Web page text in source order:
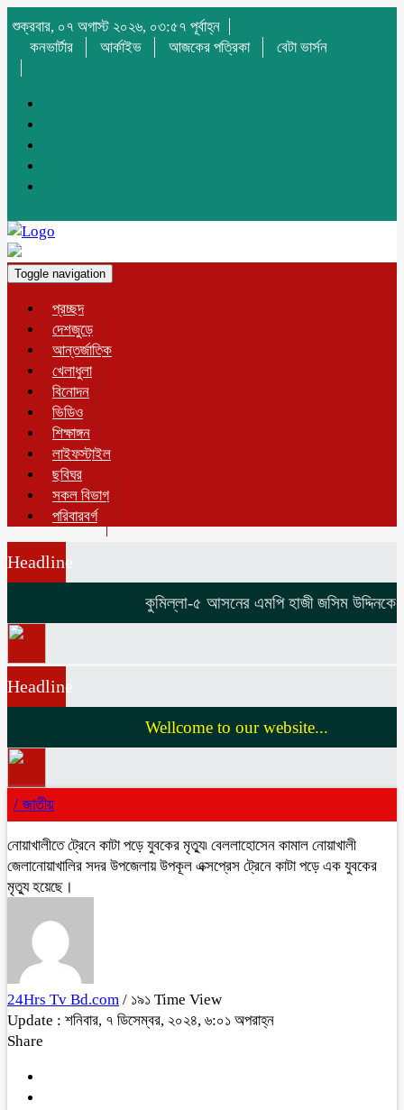
শুক্রবার, ০৭ অগাস্ট ২০২৬, ০৩:৫৭ পূর্বাহ্ন
কনভার্টার
আর্কাইভ আজকের পত্রিকা বেটা ভার্সন
Toggle navigation
প্রচ্ছদ
দেশজুড়ে
আন্তর্জাতিক
খেলাধুলা
বিনোদন
ভিডিও
শিক্ষাঙ্গন
লাইফস্টাইল
ছবিঘর
সকল বিভাগ
পরিবারবর্গ
Headline
কুমিল্লা-৫ আসনের এমপি হাজী জসিম উদ্দিনকে
Headline
Wellcome to our website...
/ জাতীয়
নোয়াখালীতে ট্রেনে কাটা পড়ে যুবকের মৃত্যু৷ বেললাহোসেন কামাল নোয়াখালী
জেলানোয়াখালির সদর উপজেলায় উপকূল এক্সপ্রেস ট্রেনে কাটা পড়ে এক যুবকের
মৃত্যু হয়েছে।
24Hrs Tv Bd.com / ১৯১ Time View
Update : শনিবার, ৭ ডিসেম্বর, ২০২৪, ৬:০১ অপরাহ্ন
Share